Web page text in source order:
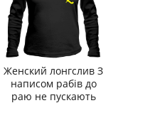
Женский лонгслив З
написом рабів до
раю не пускають